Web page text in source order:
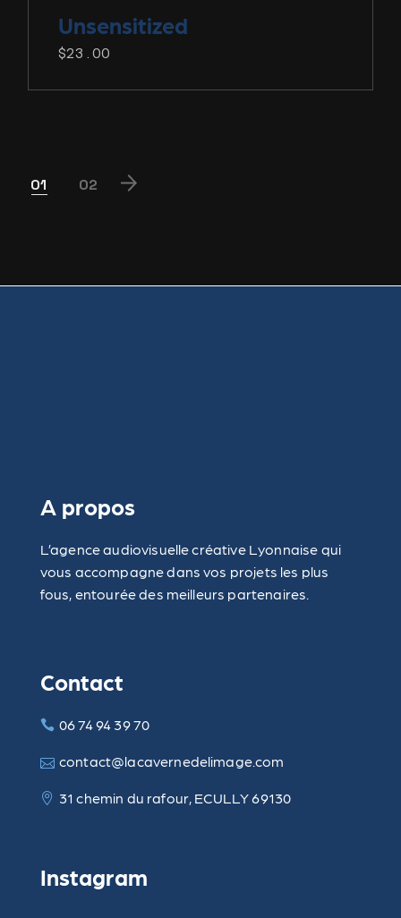
Unsensitized
$23.00
01 02
A propos
L’agence audiovisuelle créative Lyonnaise qui
vous accompagne dans vos projets les plus
fous, entourée des meilleurs partenaires.
Contact
06 74 94 39 70
contact@lacavernedelimage.com
31 chemin du rafour, ECULLY 69130
Instagram